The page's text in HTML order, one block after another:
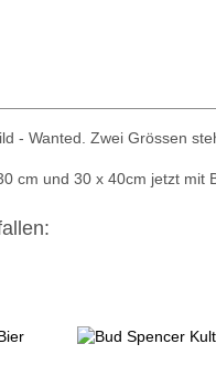
- Wanted. Zwei Grössen
cm und 30 x 40cm jetzt mit